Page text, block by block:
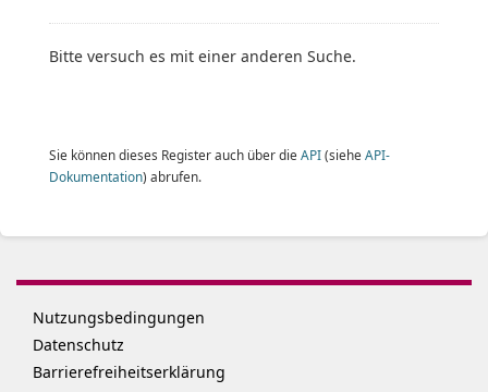
Bitte versuch es mit einer anderen Suche.
Sie können dieses Register auch über die API(siehe API-
Dokumentation) abrufen.
Nutzungsbedingungen
Datenschutz
Barrierefreiheitserklärung